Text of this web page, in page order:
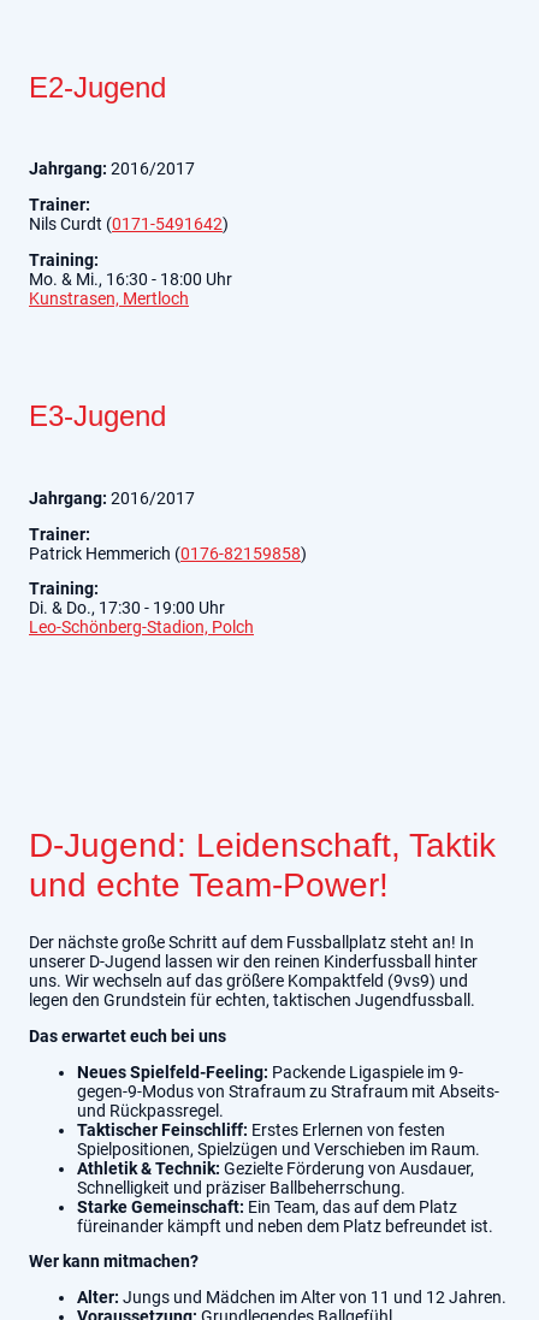
E2-Jugend
Jahrgang: 2016/2017
Trainer:
Nils Curdt (0171-5491642)
Training:
Mo. & Mi., 16:30 - 18:00 Uhr
Kunstrasen, Mertloch
E3-Jugend
Jahrgang: 2016/2017
Trainer:
Patrick Hemmerich (0176-82159858)
Training:
Di. & Do., 17:30 - 19:00 Uhr
Leo-Schönberg-Stadion, Polch
D-Jugend: Leidenschaft, Taktik
und echte Team-Power!
Der nächste große Schritt auf dem Fussballplatz steht an! In
unserer D-Jugend lassen wir den reinen Kinderfussball hinter
uns. Wir wechseln auf das größere Kompaktfeld (9vs9) und
legen den Grundstein für echten, taktischen Jugendfussball.
Das erwartet euch bei uns
Neues Spielfeld-Feeling: Packende Ligaspiele im 9-
gegen-9-Modus von Strafraum zu Strafraum mit Abseits-
und Rückpassregel.
Taktischer Feinschliff: Erstes Erlernen von festen
Spielpositionen, Spielzügen und Verschieben im Raum.
Athletik & Technik: Gezielte Förderung von Ausdauer,
Schnelligkeit und präziser Ballbeherrschung.
Starke Gemeinschaft: Ein Team, das auf dem Platz
füreinander kämpft und neben dem Platz befreundet ist.
Wer kann mitmachen?
Alter: Jungs und Mädchen im Alter von 11 und 12 Jahren.